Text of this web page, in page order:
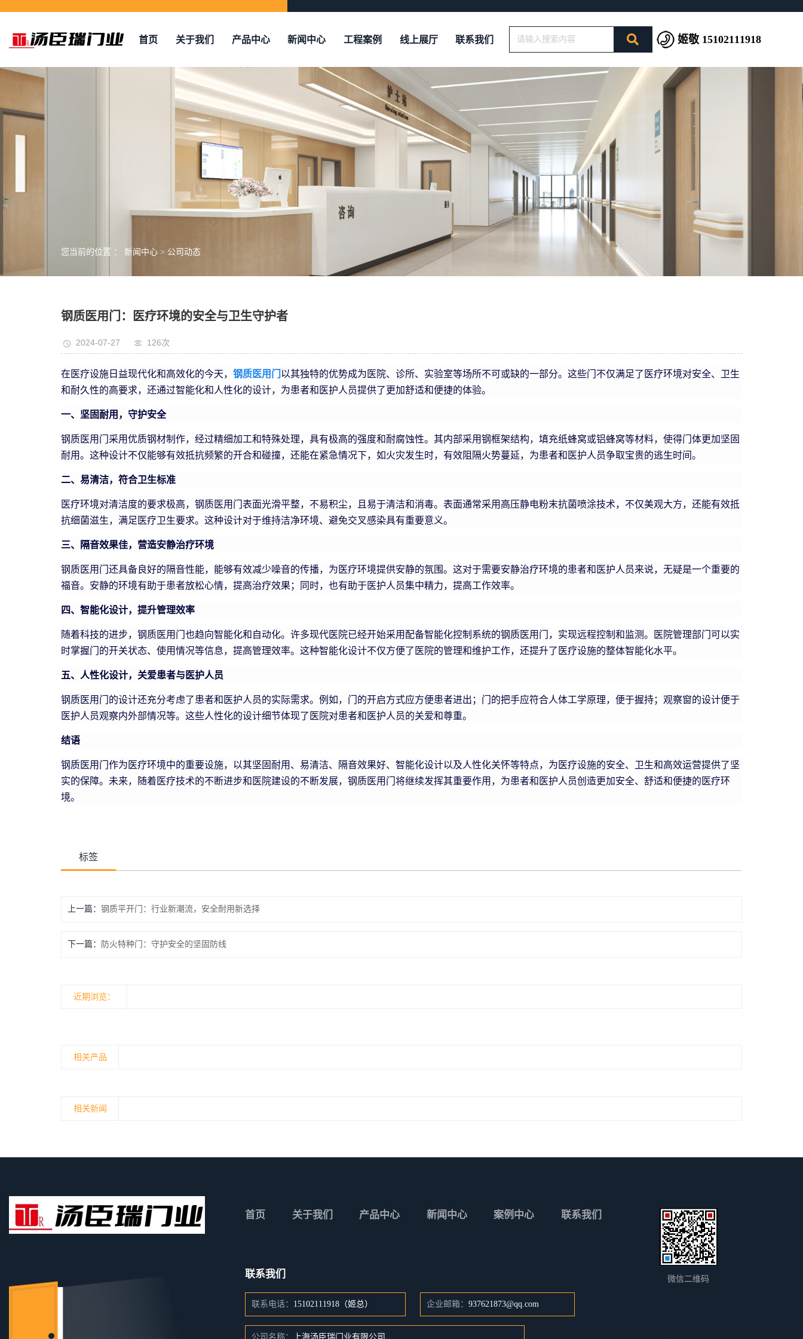
首页 关于我们 产品中心 新闻中心 工程案例 线上展厅 联系我们 姬敬 15102111918
您当前的位置 ： 新闻中心 > 公司动态
钢质医用门：医疗环境的安全与卫生守护者
2024-07-27 126次
在医疗设施日益现代化和高效化的今天， 钢质医用门以其独特的优势成为医院、诊所、实验室等场所不可或缺的一部分。这些门不仅满足了医疗环境对安全、卫生
和耐久性的高要求，还通过智能化和人性化的设计，为患者和医护人员提供了更加舒适和便捷的体验。
一、坚固耐用，守护安全
钢质医用门采用优质钢材制作，经过精细加工和特殊处理，具有极高的强度和耐腐蚀性。其内部采用钢框架结构，填充纸蜂窝或铝蜂窝等材料，使得门体更加坚固
耐用。这种设计不仅能够有效抵抗频繁的开合和碰撞，还能在紧急情况下，如火灾发生时，有效阻隔火势蔓延，为患者和医护人员争取宝贵的逃生时间。
二、易清洁，符合卫生标准
医疗环境对清洁度的要求极高，钢质医用门表面光滑平整，不易积尘，且易于清洁和消毒。表面通常采用高压静电粉末抗菌喷涂技术，不仅美观大方，还能有效抵
抗细菌滋生，满足医疗卫生要求。这种设计对于维持洁净环境、避免交叉感染具有重要意义。
三、隔音效果佳，营造安静治疗环境
钢质医用门还具备良好的隔音性能，能够有效减少噪音的传播，为医疗环境提供安静的氛围。这对于需要安静治疗环境的患者和医护人员来说，无疑是一个重要的
福音。安静的环境有助于患者放松心情，提高治疗效果；同时，也有助于医护人员集中精力，提高工作效率。
四、智能化设计，提升管理效率
随着科技的进步，钢质医用门也趋向智能化和自动化。许多现代医院已经开始采用配备智能化控制系统的钢质医用门，实现远程控制和监测。医院管理部门可以实
时掌握门的开关状态、使用情况等信息，提高管理效率。这种智能化设计不仅方便了医院的管理和维护工作，还提升了医疗设施的整体智能化水平。
五、人性化设计，关爱患者与医护人员
钢质医用门的设计还充分考虑了患者和医护人员的实际需求。例如，门的开启方式应方便患者进出；门的把手应符合人体工学原理，便于握持；观察窗的设计便于
医护人员观察内外部情况等。这些人性化的设计细节体现了医院对患者和医护人员的关爱和尊重。
结语
钢质医用门作为医疗环境中的重要设施，以其坚固耐用、易清洁、隔音效果好、智能化设计以及人性化关怀等特点，为医疗设施的安全、卫生和高效运营提供了坚
实的保障。未来，随着医疗技术的不断进步和医院建设的不断发展，钢质医用门将继续发挥其重要作用，为患者和医护人员创造更加安全、舒适和便捷的医疗环
境。
标签
上一篇： 钢质平开门：行业新潮流，安全耐用新选择
下一篇： 防火特种门：守护安全的坚固防线
近期浏览：
相关产品
相关新闻
首页 关于我们 产品中心 新闻中心 案例中心 联系我们
联系我们
联系电话： 15102111918（姬总） 企业邮箱：937621873@qq.com
公司名称： 上海汤臣瑞门业有限公司
微信二维码